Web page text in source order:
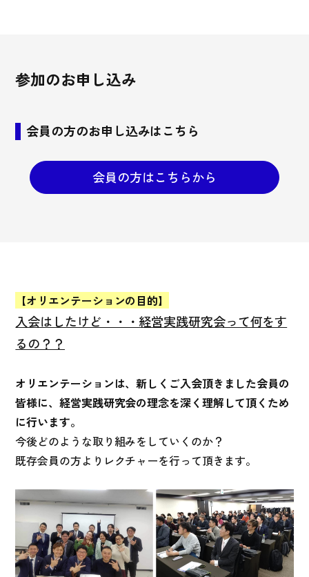
参加のお申し込み
会員の方のお申し込みはこちら
会員の方はこちらから
【オリエンテーションの目的】
入会はしたけど・・・経営実践研究会って何をす
るの？？
オリエンテーションは、新しくご入会頂きました会員の
皆様に、経営実践研究会の理念を深く理解して頂くため
に行います。
今後どのような取り組みをしていくのか？
既存会員の方よりレクチャーを行って頂きます。